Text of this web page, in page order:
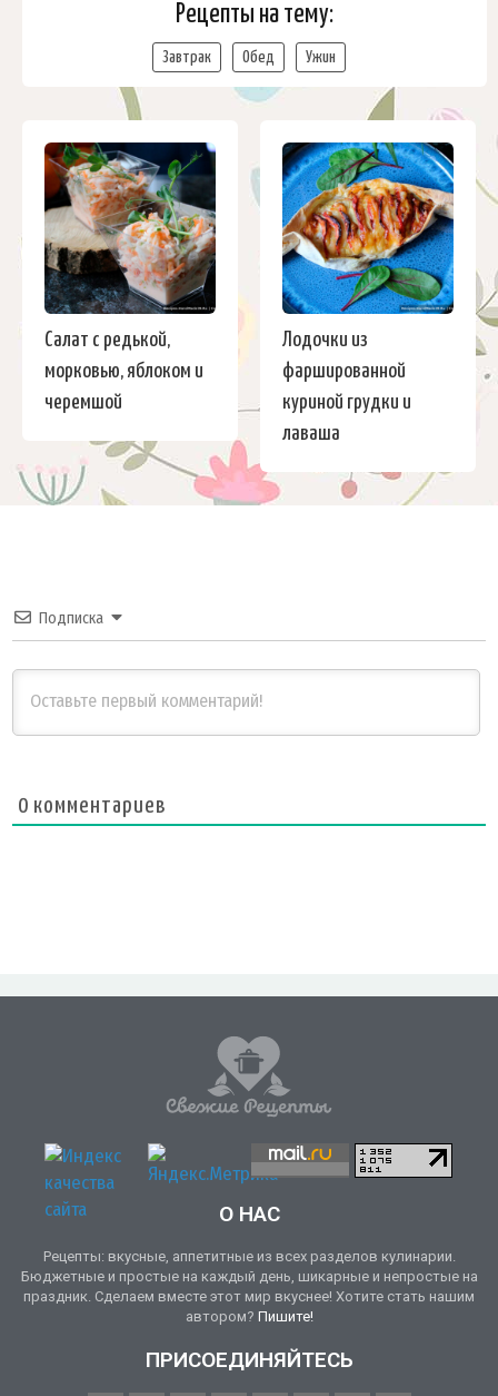
Рецепты на тему:
Завтрак Обед Ужин
Салат с редькой,
морковью, яблоком и
черемшой
Лодочки из
фаршированной
куриной грудки и
лаваша
Подписка
0 комментариев
О НАС
Рецепты: вкусные, аппетитные из всех разделов кулинарии.
Бюджетные и простые на каждый день, шикарные и непростые на
праздник. Сделаем вместе этот мир вкуснее! Хотите стать нашим
автором? Пишите!
ПРИСОЕДИНЯЙТЕСЬ